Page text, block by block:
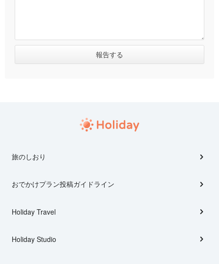
旅のしおり
おでかけプラン投稿ガイドライン
Holiday Travel
Holiday Studio